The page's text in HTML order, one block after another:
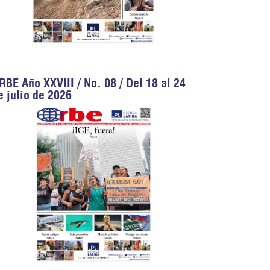
Año XXVIII / No. 08 / Del 18 al 24
julio de 2026